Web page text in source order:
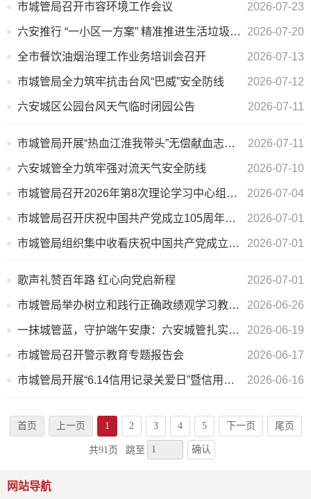
市城管局召开市容环境工作会议 2026-07-23
六安推行 “一小区一方案” 精准推进生活垃圾分类提质增效 2026-07-20
全市餐饮油烟治理工作业务培训会召开 2026-07-13
市城管局全力筑牢抗击台风“巴威”安全防线 2026-07-12
六安城区公园台风天气临时闭园公告 2026-07-11
市城管局开展“热血江淮我带头”无偿献血志愿服务活动 2026-07-11
六安城管全力筑牢强对流天气安全防线 2026-07-10
市城管局召开2026年第8次理论学习中心组学习会议 2026-07-04
市城管局召开庆祝中国共产党成立105周年大会暨专题党课报告会 2026-07-01
市城管局组织集中收看庆祝中国共产党成立105周年大会直播 2026-07-01
歌声礼赞百年路 红心向党启新程 2026-07-01
市城管局举办树立和践行正确政绩观学习教育读书班暨2026年第7次理论学习中心组学习会议 2026-06-26
一抹城管蓝，守护端午安康：六安城管扎实做好龙舟赛保障工作 2026-06-19
市城管局召开警示教育专题报告会 2026-06-17
市城管局开展“6.14信用记录关爱日”暨信用体系建设宣传月宣传活动 2026-06-16
首页 上一页 1 2 3 4 5 下一页 尾页
共91页 跳至 确认
网站导航